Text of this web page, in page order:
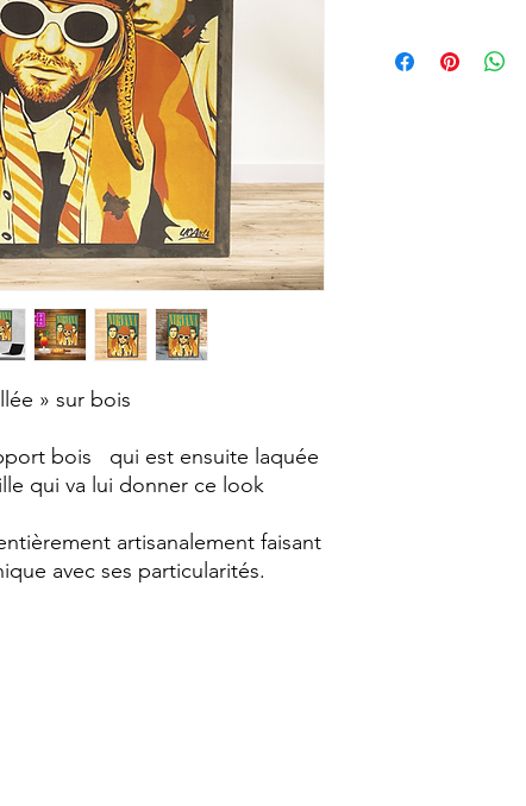
» sur bois
bois qui est ensuite laquée
qui va lui donner ce look
artisanalement faisant
avec ses particularités.